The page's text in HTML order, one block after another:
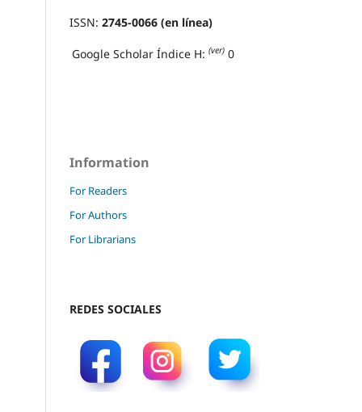
ISSN: 2745-0066 (en línea)
Google Scholar Índice H: (ver) 0
Information
For Readers
For Authors
For Librarians
REDES SOCIALES